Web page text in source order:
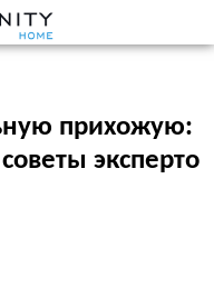
прихожую:
эксперто